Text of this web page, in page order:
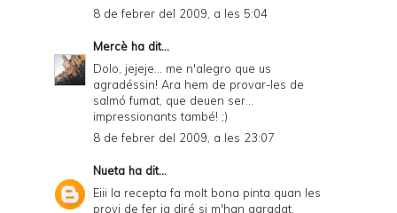
8 de febrer del 2009, a les 5:04
Mercè ha dit...
Dolo, jejeje... me n'alegro que us
agradéssin! Ara hem de provar-les de
salmó fumat, que deuen ser...
impressionants també! ;)
8 de febrer del 2009, a les 23:07
Nueta ha dit...
Eiii la recepta fa molt bona pinta quan les
provi de fer ja diré si m'han agradat.